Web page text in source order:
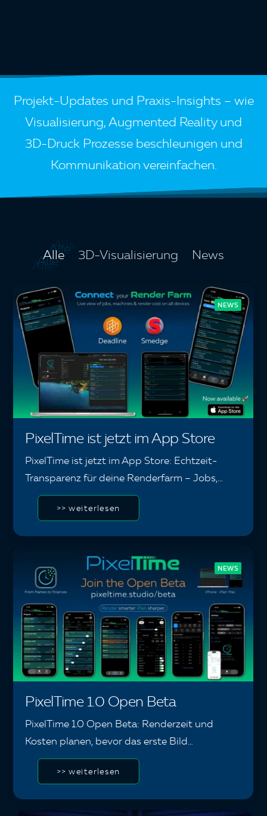
Projekt-Updates und Praxis-Insights – wie
Visualisierung, Augmented Reality und
3D-Druck Prozesse beschleunigen und
Kommunikation vereinfachen.
Alle 3D-Visualisierung News
NEWS
PixelTime ist jetzt im App Store
PixelTime ist jetzt im App Store: Echtzeit-
Transparenz für deine Renderfarm – Jobs,…
>> weiterlesen
NEWS
PixelTime 1.0 Open Beta
PixelTime 1.0 Open Beta: Renderzeit und
Kosten planen, bevor das erste Bild…
>> weiterlesen